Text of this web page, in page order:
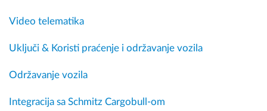
Video telematika
Uključi & Koristi praćenje i održavanje vozila
Održavanje vozila
Integracija sa Schmitz Cargobull-om